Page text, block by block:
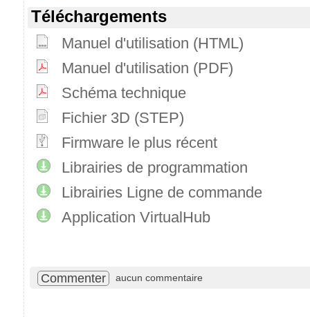
Téléchargements
Manuel d'utilisation (HTML)
Manuel d'utilisation (PDF)
Schéma technique
Fichier 3D (STEP)
Firmware le plus récent
Librairies de programmation
Librairies Ligne de commande
Application VirtualHub
Commenter aucun commentaire